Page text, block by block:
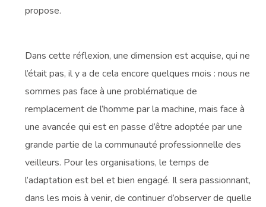
propose.
Dans cette réflexion, une dimension est acquise, qui ne
l’était pas, il y a de cela encore quelques mois : nous ne
sommes pas face à une problématique de
remplacement de l’homme par la machine, mais face à
une avancée qui est en passe d’être adoptée par une
grande partie de la communauté professionnelle des
veilleurs. Pour les organisations, le temps de
l’adaptation est bel et bien engagé. Il sera passionnant,
dans les mois à venir, de continuer d’observer de quelle